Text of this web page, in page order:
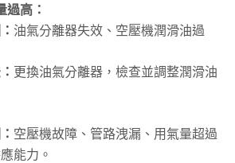
過高：
油氣分離器失效、空壓機潤滑油過
更換油氣分離器，檢查並調整潤滑油
空壓機故障、管路洩漏、用氣量超過
能力。